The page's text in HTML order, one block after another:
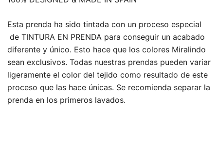
Esta prenda ha sido tintada con un proceso especial
de TINTURA EN PRENDA para conseguir un acabado
diferente y único. Esto hace que los colores Miralindo
sean exclusivos. Todas nuestras prendas pueden variar
ligeramente el color del tejido como resultado de este
proceso que las hace únicas. Se recomienda separar la
prenda en los primeros lavados.